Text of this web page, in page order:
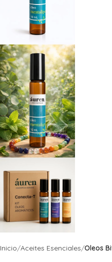
Inicio Aceites Esenciales Oleos